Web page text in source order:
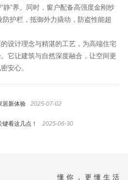
静”界。同时，窗户配备高强度金刚纱
护栏，抵御外力撬动，防盗性能超
计理念与精湛的工艺，为高端住宅
它让建筑与自然深度融合，让空间更
安心。
居新体验 2025-07-02
看这几点！ 2025-06-30
懂你，更懂生活